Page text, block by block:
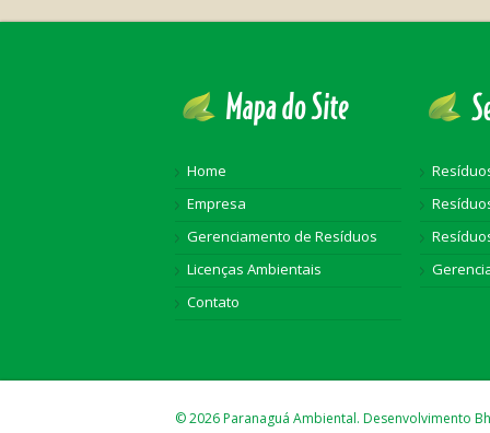
Home
Empresa
Gerenciamento de Resíduos
Licenças Ambientais
Contato
© 2026 Paranaguá Ambiental. Desenvolvimento